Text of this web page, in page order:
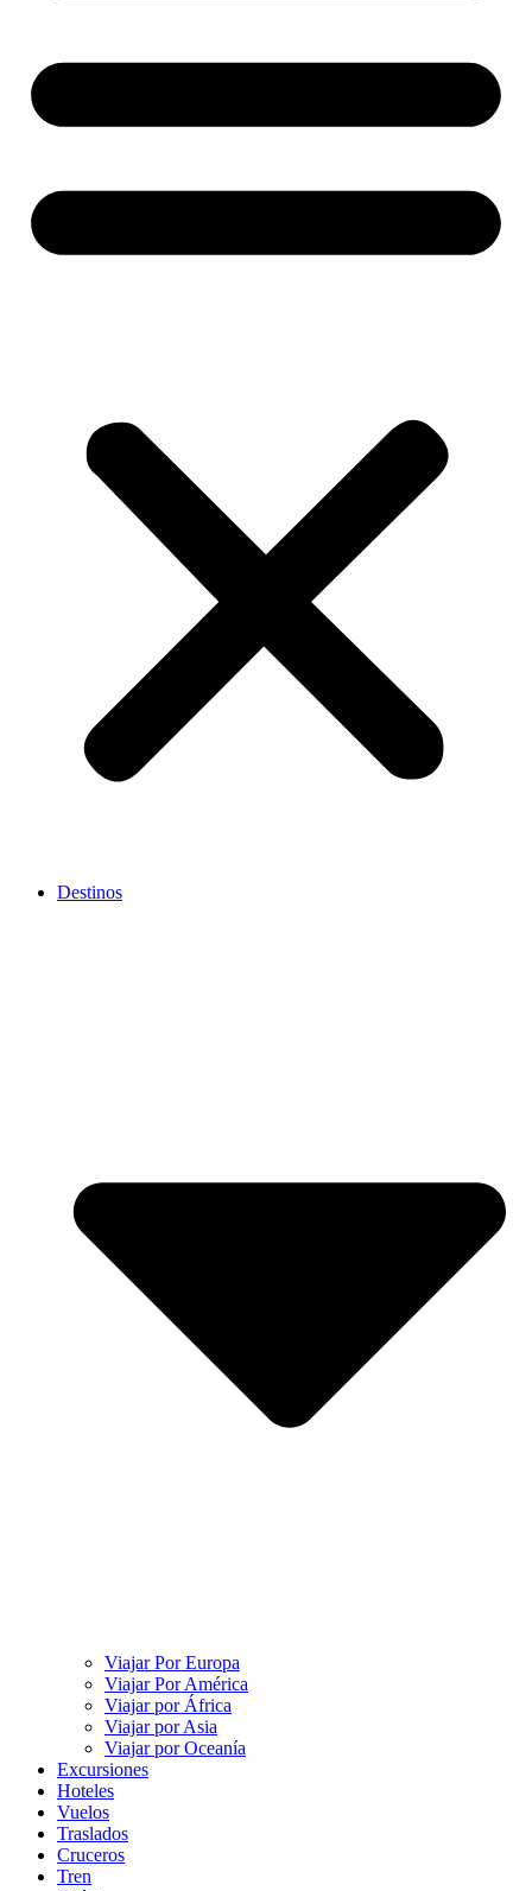
Destinos
Viajar Por Europa
Viajar Por América
Viajar por África
Viajar por Asia
Viajar por Oceanía
Excursiones
Hoteles
Vuelos
Traslados
Cruceros
Tren